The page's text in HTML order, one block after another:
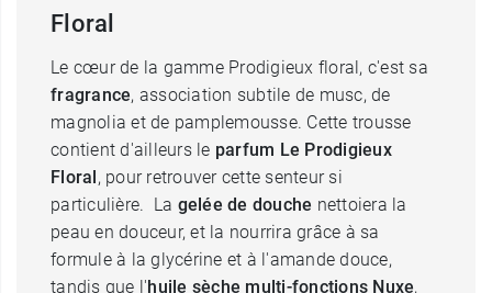
Floral
Le cœur de la gamme Prodigieux floral, c'est sa
fragrance, association subtile de musc, de
magnolia et de pamplemousse. Cette trousse
contient d'ailleurs le parfum Le Prodigieux
Floral, pour retrouver cette senteur si
particulière. La gelée de douche nettoiera la
peau en douceur, et la nourrira grâce à sa
formule à la glycérine et à l'amande douce,
tandis que l'huile sèche multi-fonctions Nuxe,